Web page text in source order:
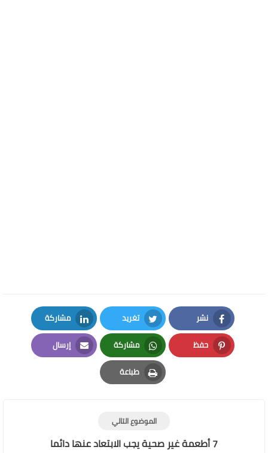
نشر
Facebook
تغريد
Twitter
مشاركة
LinkedIn
حفظ
Pinterest
مشاركة
Whatsapp
إرسال
Email
طباعة
Print
الموضوع التالي
7 أطعمة غير صحية يجب الابتعاد عنها دائما